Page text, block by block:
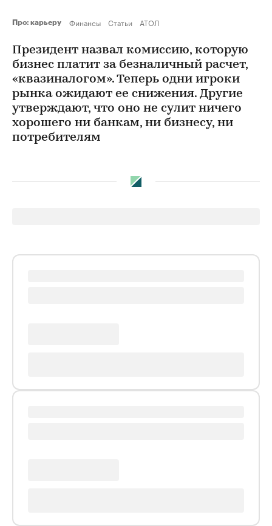
Про: карьеру Финансы Статьи АТОЛ
Президент назвал комиссию, которую
бизнес платит за безналичный расчет,
«квазиналогом». Теперь одни игроки
рынка ожидают ее снижения. Другие
утверждают, что оно не сулит ничего
хорошего ни банкам, ни бизнесу, ни
потребителям